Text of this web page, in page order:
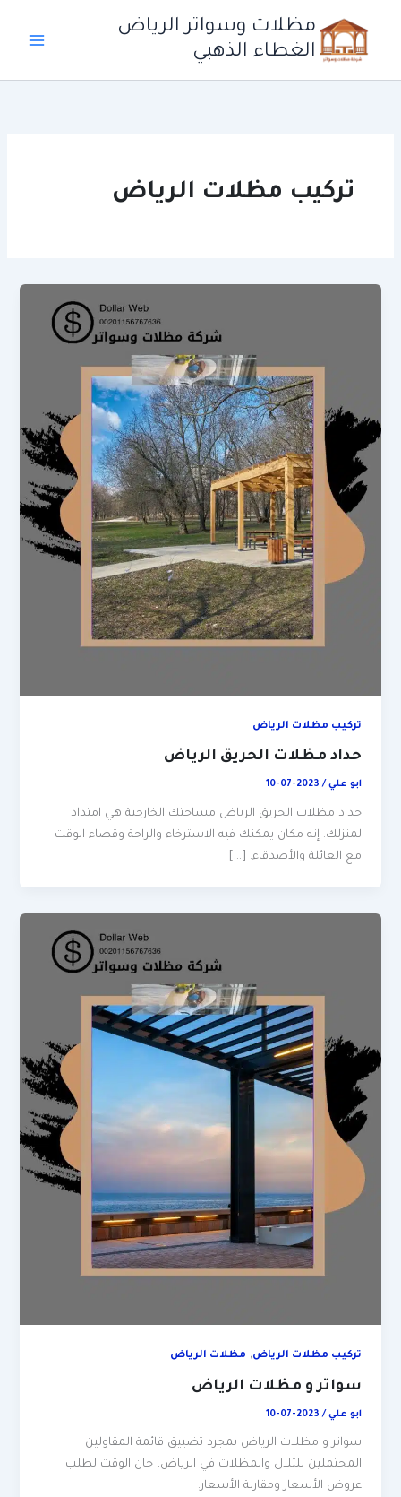
المحتوى
مظلات وسواتر الرياض
الغطاء الذهبي
تركيب مظلات الرياض
تركيب مظلات الرياض
حداد مظلات الحريق الرياض
ابو علي/
2023-07-10
حداد مظلات الحريق الرياض مساحتك الخارجية هي امتداد
لمنزلك. إنه مكان يمكنك فيه الاسترخاء والراحة وقضاء الوقت
مع العائلة والأصدقاء. […]
تركيب مظلات الرياض, مظلات الرياض
سواتر و مظلات الرياض
ابو علي/
2023-07-10
سواتر و مظلات الرياض بمجرد تضييق قائمة المقاولين
المحتملين للتلال والمظلات في الرياض، حان الوقت لطلب
عروض الأسعار ومقارنة الأسعار.